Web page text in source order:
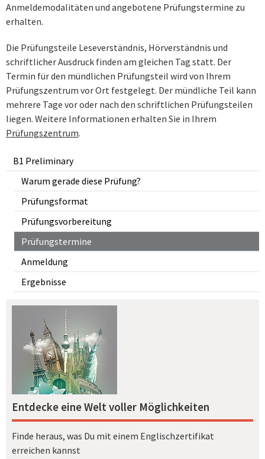
B1 Preliminary
Warum gerade diese Prüfung?
Prüfungsformat
Prüfungsvorbereitung
Prüfungstermine
Anmeldung
Ergebnisse
Entdecke eine Welt voller Möglichkeiten
Finde heraus, was Du mit einem Englischzertifikat
erreichen kannst
Anmeldemodalitäten und angebotene Prüfungstermine zu
erhalten.
Die Prüfungsteile Leseverständnis, Hörverständnis und
schriftlicher Ausdruck finden am gleichen Tag statt. Der
Termin für den mündlichen Prüfungsteil wird von Ihrem
Prüfungszentrum vor Ort festgelegt. Der mündliche Teil kann
mehrere Tage vor oder nach den schriftlichen Prüfungsteilen
liegen. Weitere Informationen erhalten Sie in Ihrem
Prüfungszentrum.